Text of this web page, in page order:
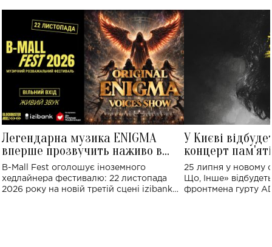
Легендарна музика ENIGMA
вперше прозвучить наживо в
Україні: де відбудеться концерт
B-Mall Fest оголошує іноземного
хедлайнера фестивалю: 22 листопада
2026 року на новій третій сцені izibank
У Києві
концерт
Клименка:
виконають
25 липня у новому
Що, Інше»
фронтмена гурту